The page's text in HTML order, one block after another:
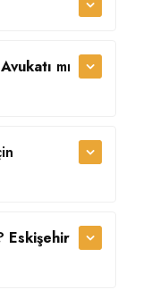
mı
Eskişehir